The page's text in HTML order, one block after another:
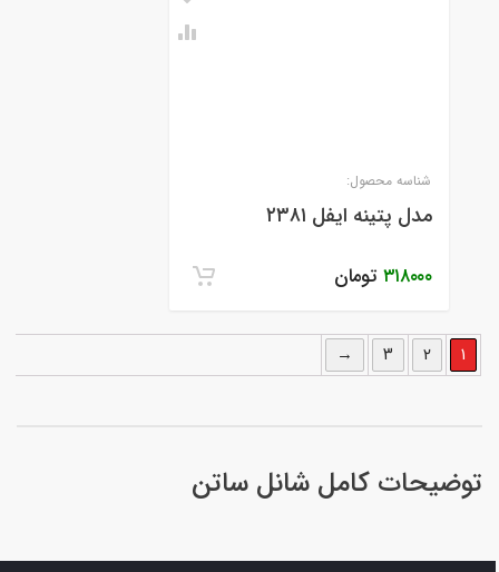
شناسه محصول:
مدل پتینه ایفل ۲۳۸۱
۳۱۸۰۰۰ تومان
۲ ۳ →
توضیحات کامل شانل ساتن